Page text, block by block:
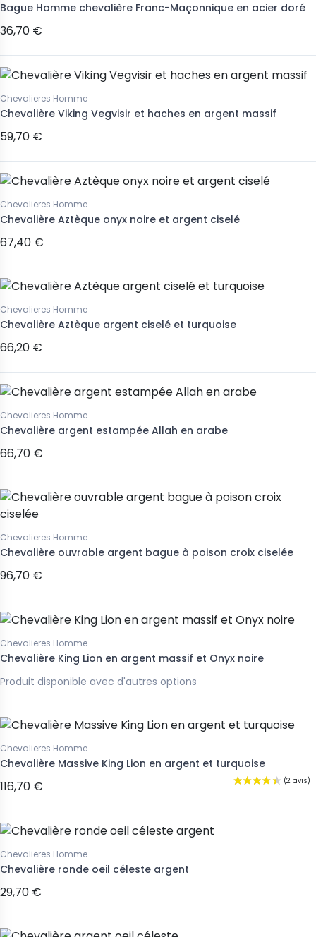
Bague Homme chevalière Franc-Maçonnique en acier doré
36,70 €
Chevalieres Homme
Chevalière Viking Vegvisir et haches en argent massif
59,70 €
Chevalieres Homme
Chevalière Aztèque onyx noire et argent ciselé
67,40 €
Chevalieres Homme
Chevalière Aztèque argent ciselé et turquoise
66,20 €
Chevalieres Homme
Chevalière argent estampée Allah en arabe
66,70 €
Chevalieres Homme
Chevalière ouvrable argent bague à poison croix ciselée
96,70 €
Chevalieres Homme
Chevalière King Lion en argent massif et Onyx noire
Produit disponible avec d'autres options
Chevalieres Homme
Chevalière Massive King Lion en argent et turquoise
116,70 €
Chevalieres Homme
Chevalière ronde oeil céleste argent
29,70 €